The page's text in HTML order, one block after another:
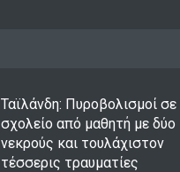
Ταϊλάνδη: Πυροβολισμοί σε
σχολείο από μαθητή με δύο
νεκρούς και τουλάχιστον
τέσσερις τραυματίες